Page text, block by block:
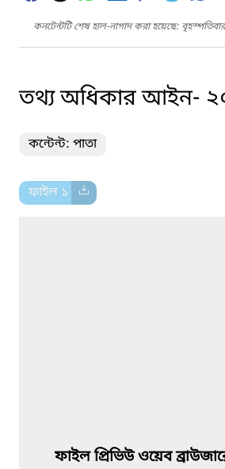
কনটেন্টটি শেষ হাল-নাগাদ করা হয়েছে:
তথ্য অধিকার আইন-
কন্টেন্ট: পাতা
ফাইল ১
ফাইল প্রিভিউ ওয়েব